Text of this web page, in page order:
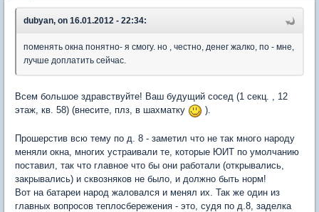
dubyan, on 16.01.2012 - 22:34:
поменять окна понятно- я смогу. но , честно, денег жалко, по - мне,
лучше доплатить сейчас.
Всем большое здравствуйте! Ваш будущий сосед (1 секц. , 12
этаж, кв. 58) (внесите, плз, в шахматку
).
Прошерстив всю тему по д. 8 - заметил что не так много народу
меняли окна, многих устраивали те, которые ЮИТ по умолчанию
поставил, так что главное что бы они работали (открывались,
закрывались) и сквозняков не было, и должно быть норм!
Вот на батареи народ жаловался и менял их. Так же один из
главных вопросов теплосбережения - это, судя по д.8, заделка